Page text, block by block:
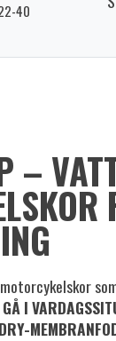
40
–
I